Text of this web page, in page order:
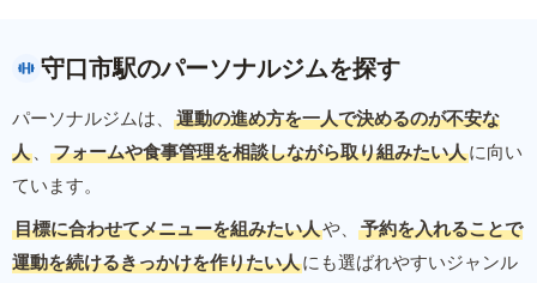
守口市駅のパーソナルジムを探す
パーソナルジムは、
運動の進め方を一人で決めるのが不安な
人 、 フォームや食事管理を相談しながら取り組みたい人に向い
ています。
目標に合わせてメニューを組みたい人や、
予約を入れることで
運動を続けるきっかけを作りたい人にも選ばれやすいジャンル